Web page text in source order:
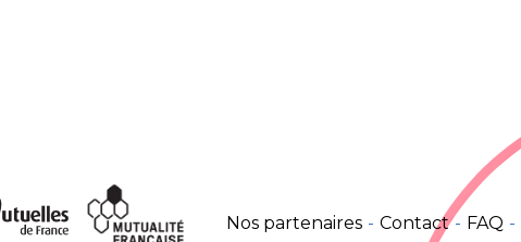
Nos partenaires
Contact FAQ